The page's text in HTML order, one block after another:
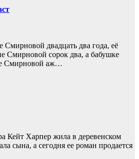
двадцать два года, её
Смирновой сорок два, а бабушке
Смирновой аж…
Кейт Харпер жила в деревенском
сына, а сегодня ее роман продается